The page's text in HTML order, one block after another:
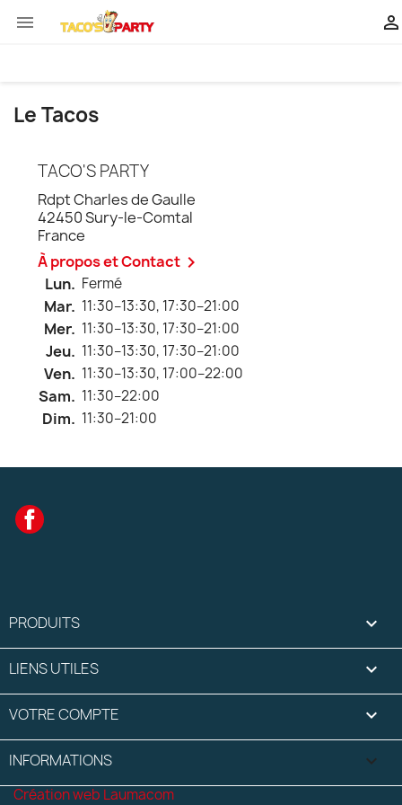
 
Le Tacos
TACO'S PARTY
Rdpt Charles de Gaulle
42450 Sury-le-Comtal
France
À propos et Contact 
Lun. Fermé
Mar. 11:30–13:30, 17:30–21:00
Mer. 11:30–13:30, 17:30–21:00
Jeu. 11:30–13:30, 17:30–21:00
Ven. 11:30–13:30, 17:00–22:00
Sam. 11:30–22:00
Dim. 11:30–21:00
PRODUITS 
LIENS UTILES 
VOTRE COMPTE 
INFORMATIONS keyboard_arrow_down
Création web Laumacom